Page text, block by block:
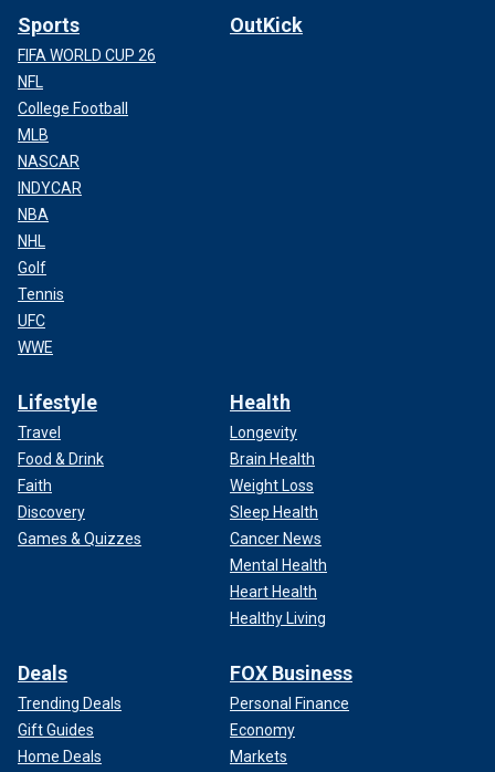
Sports
FIFA WORLD CUP 26
NFL
College Football
MLB
NASCAR
INDYCAR
NBA
NHL
Golf
Tennis
UFC
WWE
OutKick
Lifestyle
Travel
Food & Drink
Faith
Discovery
Games & Quizzes
Health
Longevity
Brain Health
Weight Loss
Sleep Health
Cancer News
Mental Health
Heart Health
Healthy Living
Deals
Trending Deals
Gift Guides
Home Deals
FOX Business
Personal Finance
Economy
Markets